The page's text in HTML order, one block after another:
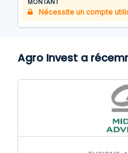
MONTANT
Nécessite un compte
Agro Invest a